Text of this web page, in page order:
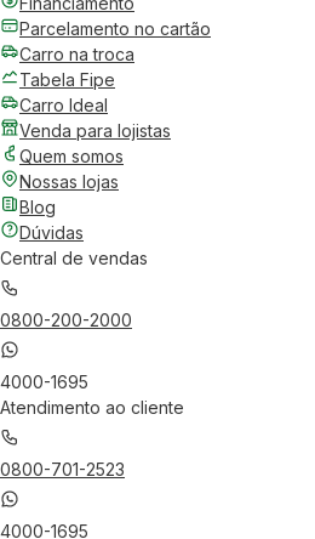
Parcelamento no cartão
Carro na troca
Tabela Fipe
Carro Ideal
Venda para lojistas
Quem somos
Nossas lojas
Blog
Dúvidas
Central de vendas
0800-200-2000
4000-1695
Atendimento ao cliente
0800-701-2523
4000-1695